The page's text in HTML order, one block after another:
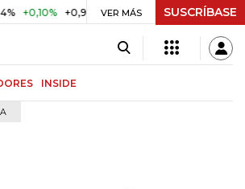
+0,98% UVR $ 416,96 +$ 0,05 +0,01%
VER MÁS SUSCRÍBASE
INSIDE